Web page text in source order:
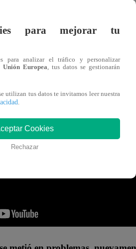
se acercó y fue
para ello necesita de su
La abuela de las Rizo
iba escuchando lo que el
romántico que CASI termina
pudo haber sido un pacto de
para mejorar tu
para analizar el tráfico y personalizar
Unión Europea , tus datos se gestionarán
utilizan tus datos te invitamos leer nuestra
Cookies
Rechazar